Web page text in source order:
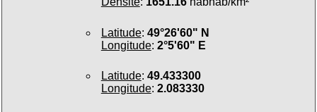
Latitude: 49°26'60" N
Longitude: 2°5'60" E
Latitude: 49.433300
Longitude: 2.083330